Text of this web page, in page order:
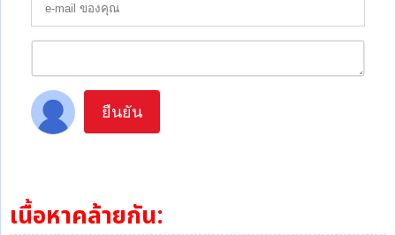
ยืนยัน
เนื้อหาคล้ายกัน: